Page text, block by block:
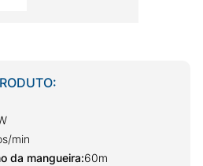
min
da mangueira:60m